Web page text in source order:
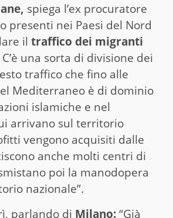
spiega l’ex procuratore
presenti nei Paesi del Nord
il traffico dei migranti
una sorta di divisione dei
traffico che fino alle
Mediterraneo è di dominio
islamiche e nel
arrivano sul territorio
vengono acquisiti dalle
anche molti centri di
poi la manodopera
nazionale”.
parlando di Milano:“Già